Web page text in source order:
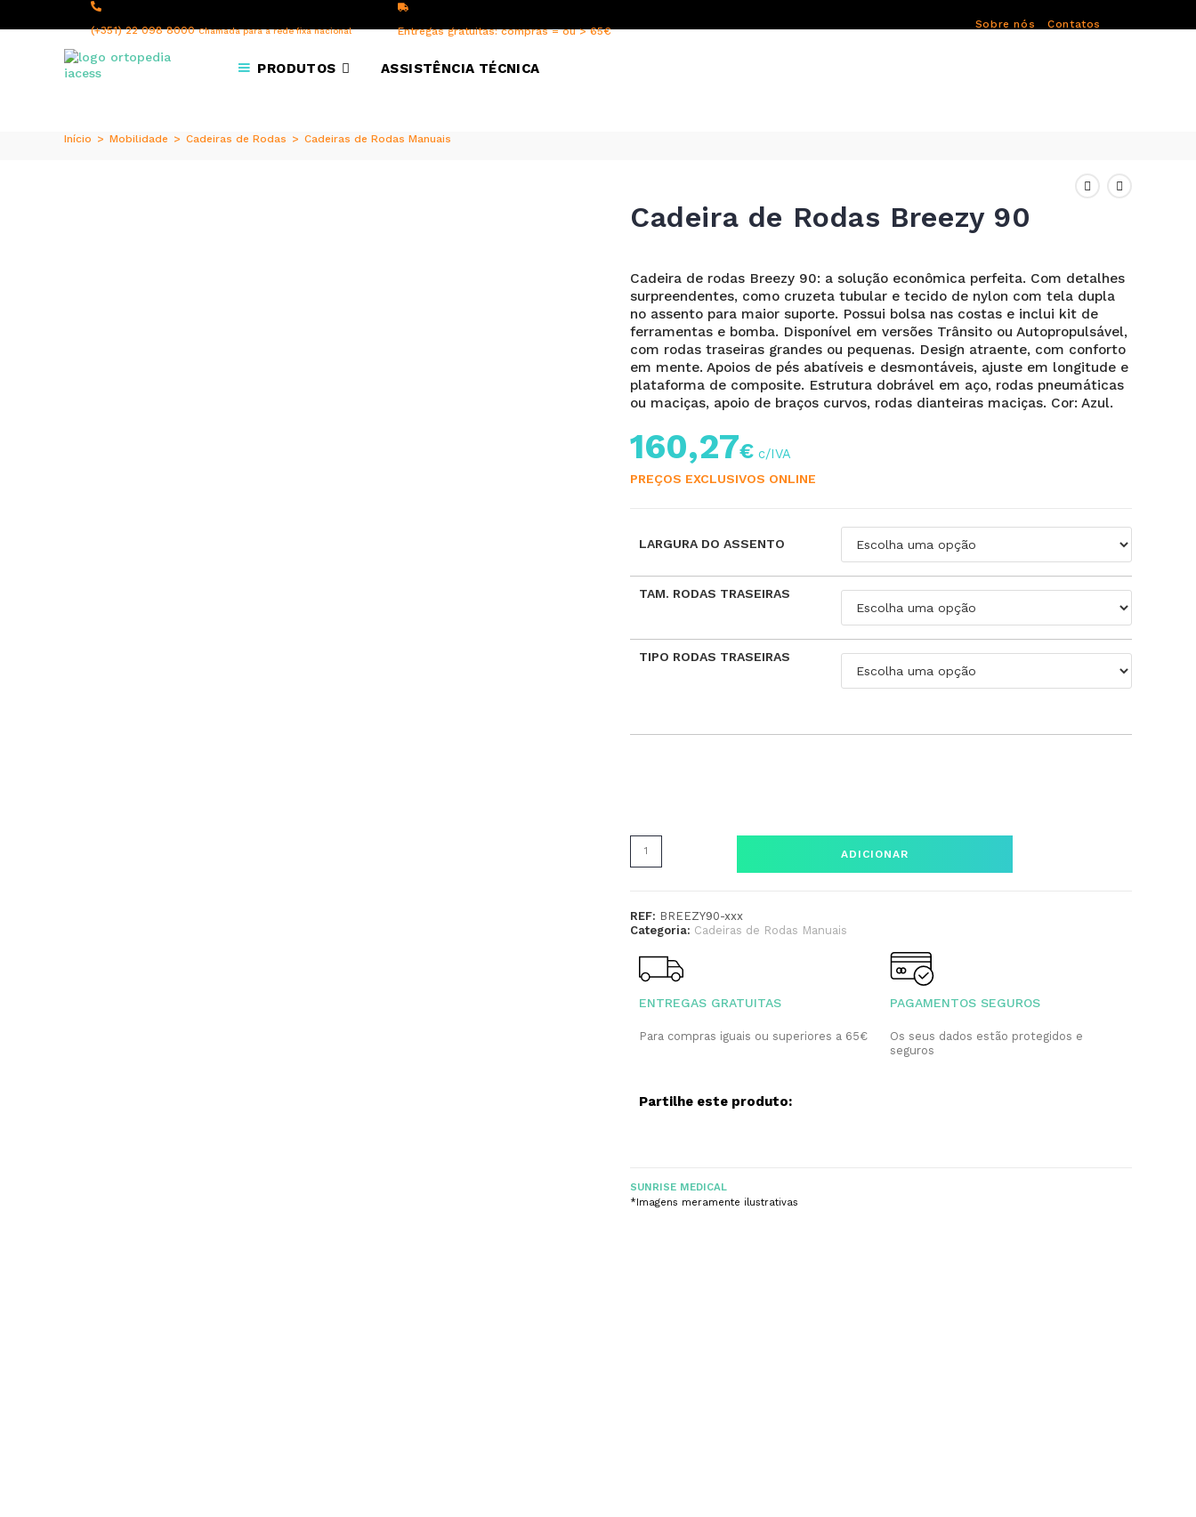
(+351) 22 098 8000Chamada para a rede fixa nacional Entregas gratuitas: compras = ou > 65€
Sobre nós Contatos
PRODUTOS ASSISTÊNCIA TÉCNICA
Início > Mobilidade > Cadeiras de Rodas > Cadeiras de Rodas Manuais
Cadeira de Rodas Breezy 90
Cadeira de rodas Breezy 90: a solução econômica perfeita. Com detalhes
surpreendentes, como cruzeta tubular e tecido de nylon com tela dupla
no assento para maior suporte. Possui bolsa nas costas e inclui kit de
ferramentas e bomba. Disponível em versões Trânsito ou Autopropulsável,
com rodas traseiras grandes ou pequenas. Design atraente, com conforto
em mente. Apoios de pés abatíveis e desmontáveis, ajuste em longitude e
plataforma de composite. Estrutura dobrável em aço, rodas pneumáticas
ou maciças, apoio de braços curvos, rodas dianteiras maciças. Cor: Azul.
160,27€
PREÇOS EXCLUSIVOS ONLINE
LARGURA DO ASSENTO
TAM. RODAS TRASEIRAS
TIPO RODAS TRASEIRAS
ADICIONAR
REF: BREEZY90-xxx
Categoria: Cadeiras de Rodas Manuais
ENTREGAS GRATUITAS
Para compras iguais ou superiores a 65€
PAGAMENTOS SEGUROS
Os seus dados estão protegidos e
seguros
Partilhe este produto:
SUNRISE MEDICAL
*Imagens meramente ilustrativas